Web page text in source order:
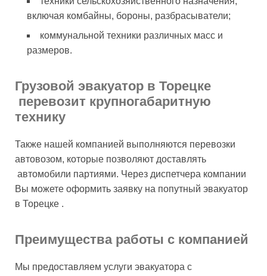
включая комбайны, бороны, разбрасыватели;
коммунальной техники различных масс и
размеров.
Грузовой эвакуатор в Торецке
перевозит крупногабаритную
технику
Также нашей компанией выполняются перевозки
автовозом, которые позволяют доставлять
автомобили партиями. Через диспетчера компании
Вы можете оформить заявку на попутный эвакуатор
в Торецке .
Преимущества работы с компанией
Мы предоставляем услуги эвакуатора с